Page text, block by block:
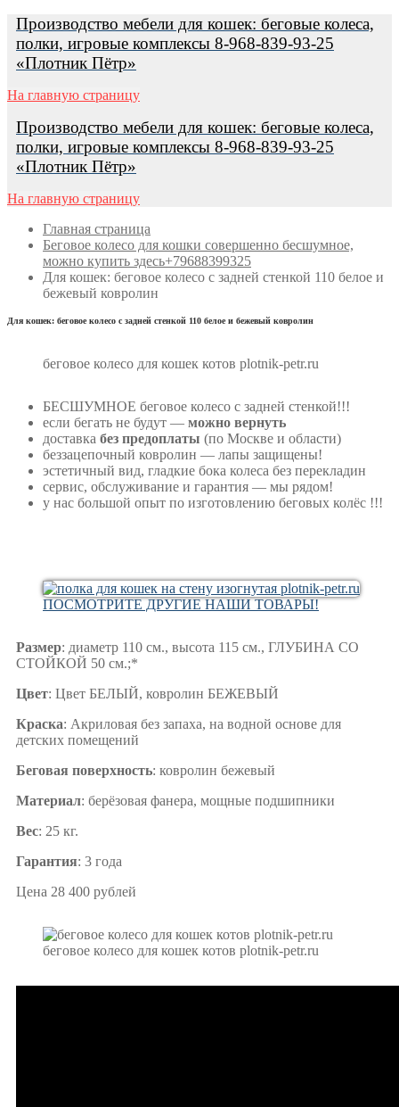
Перейти
содержимому
Меню
Закрыть
Производство мебели для кошек: беговые колеса,
полки, игровые комплексы 8-968-839-93-25
«Плотник Пётр»
На главную страницу
Производство мебели для кошек: беговые колеса,
полки, игровые комплексы 8-968-839-93-25
«Плотник Пётр»
На главную страницу
Главная страница
Беговое колесо для кошки совершенно бесшумное,
можно купить здесь+79688399325
Для кошек: беговое колесо с задней стенкой 110 белое и
бежевый ковролин
Для кошек: беговое колесо с задней стенкой 110 белое и бежевый ковролин
беговое колесо для кошек котов plotnik-petr.ru
БЕСШУМНОЕ беговое колесо с задней стенкой!!!
если бегать не будут — можно вернуть
доставка без предоплаты (по Москве и области)
беззацепочный ковролин — лапы защищены!
эстетичный вид, гладкие бока колеса без перекладин
сервис, обслуживание и гарантия — мы рядом!
у нас большой опыт по изготовлению беговых колёс !!!
ПОСМОТРИТЕ ДРУГИЕ НАШИ ТОВАРЫ!
Размер: диаметр 110 см., высота 115 см., ГЛУБИНА СО
СТОЙКОЙ 50 см.;*
Цвет: Цвет БЕЛЫЙ, ковролин БЕЖЕВЫЙ
Краска: Акриловая без запаха, на водной основе для
детских помещений
Беговая поверхность: ковролин бежевый
Материал: берёзовая фанера, мощные подшипники
Вес: 25 кг.
Гарантия: 3 года
Цена 28 400 рублей
беговое колесо для кошек котов plotnik-petr.ru